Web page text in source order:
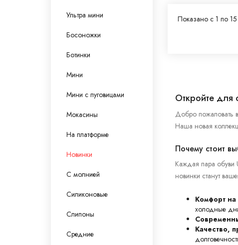
Ультра мини
Босоножки
Ботинки
Мини
Мини с пуговицами
Мокасины
На платформе
Новинки
С молнией
Силиконовые
Слипоны
Средние
Показано с 1 по 15
Откройте для
Добро пожаловать
Наша новая
Почему стоит
Каждая пара обуви
новинки станут
Комфорт
холодные
Качество,